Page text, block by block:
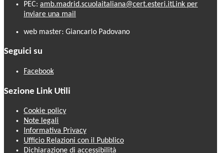
PEC: amb.madrid.scuolaitaliana@cert.esteri.itLink per
inviare una mail
web master: Giancarlo Padovano
Seguici su
Facebook
Sezione Link Utili
Cookie policy
Note legali
Informativa Privacy
Ufficio Relazioni con il Pubblico
Dichiarazione di accessibilità